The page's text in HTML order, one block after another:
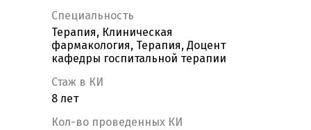
Специальность
Терапия, Клиническая
фармакология, Терапия, Доцент
кафедры госпитальной терапии
Стаж в КИ
8 лет
Кол-во проведенных КИ